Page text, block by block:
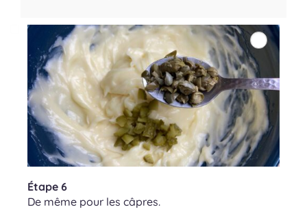
Étape 6
De même pour les câpres.